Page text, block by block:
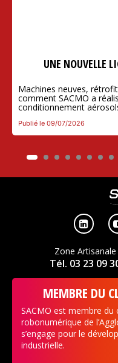
UNE NOUVELLE
Machines neuves,
comment SACMO a
conditionnement
Publié le 09/07/2026

Zone
Tél. 03 23 09
MEMBRE DU
SACMO est membre du
robonumérique de
s’engage pour le
industrielle.